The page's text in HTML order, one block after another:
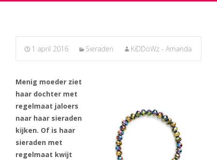
1 april 2016 Sieraden KiDDoWz - Amanda
Menig moeder ziet
haar dochter met
regelmaat jaloers
naar haar sieraden
kijken. Of is haar
sieraden met
regelmaat kwijt